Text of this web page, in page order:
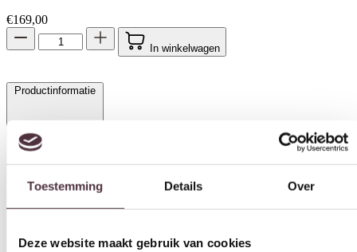
Toestemming Over
Deze website maakt gebruik van cookies
€169,00
In winkelwagen
Productinformatie
Specificaties